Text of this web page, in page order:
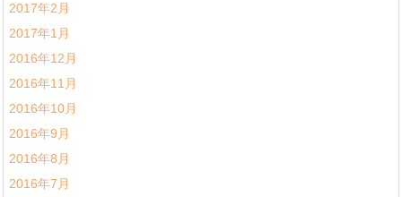
2017年2月
2017年1月
2016年12月
2016年11月
2016年10月
2016年9月
2016年8月
2016年7月